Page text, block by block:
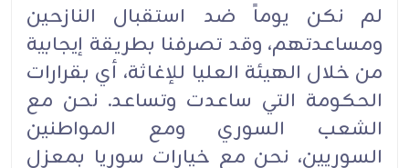
لم نكن يوماً ضد استقبال النازحين
ومساعدتهم، وقد تصرفنا بطريقة إيجابية
من خلال الهيئة العليا للإغاثة، أي بقرارات
الحكومة التي ساعدت وتساعد. نحن مع
الشعب السوري ومع المواطنين
السوريين، نحن مع خيارات سوريا بمعزل